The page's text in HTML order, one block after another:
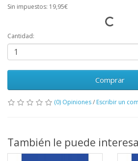
Sin impuestos: 19,95€
Cantidad:
Comprar
(0) Opiniones/ Escribir un
También le puede